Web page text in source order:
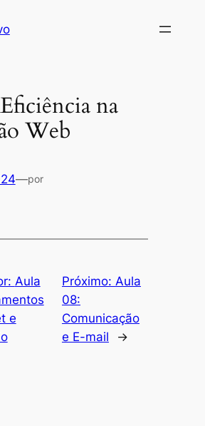
na
Web
—por
Aula
e
Próximo: Aula
08:
Comunicação
e E-mail
→